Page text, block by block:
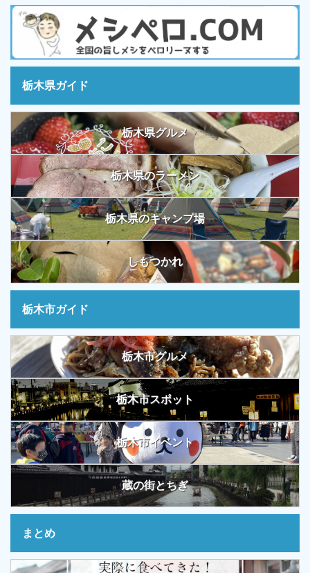
栃木県ガイド
栃木県グルメ
栃木県のラーメン
栃木県のキャンプ場
しもつかれ
栃木市ガイド
栃木市グルメ
栃木市スポット
栃木市イベント
蔵の街とちぎ
まとめ